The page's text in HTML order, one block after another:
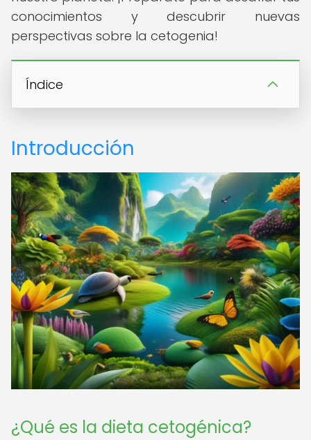
conocimientos y descubrir nuevas
perspectivas sobre la cetogenia!
Índice
Introducción
¿Qué es la dieta cetogénica?